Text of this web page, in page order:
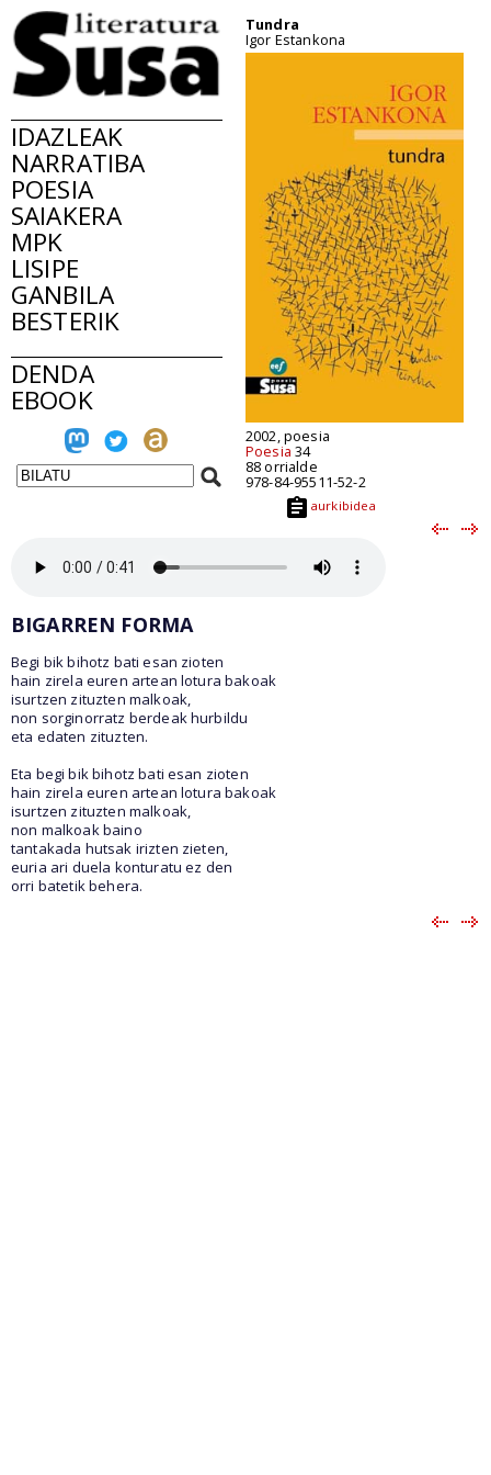
IDAZLEAK
NARRATIBA
POESIA
SAIAKERA
MPK
LISIPE
GANBILA
BESTERIK
DENDA
EBOOK
Tundra
Igor Estankona
2002, poesia
Poesia 34
88 orrialde
978-84-95511-52-2
aurkibidea
BIGARREN FORMA
Begi bik bihotz bati esan zioten
hain zirela euren artean lotura bakoak
isurtzen zituzten malkoak,
non sorginorratz berdeak hurbildu
eta edaten zituzten.
Eta begi bik bihotz bati esan zioten
hain zirela euren artean lotura bakoak
isurtzen zituzten malkoak,
non malkoak baino
tantakada hutsak irizten zieten,
euria ari duela konturatu ez den
orri batetik behera.